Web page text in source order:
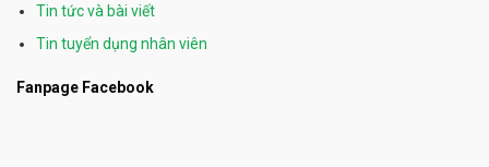
Tin tức và bài viết
Tin tuyển dụng nhân viên
Fanpage Facebook